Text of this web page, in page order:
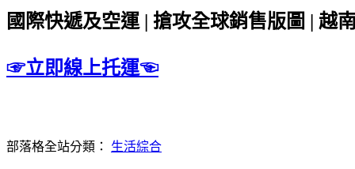
國際快遞及空運 | 搶攻全球銷售版圖 | 越
☞立即線上托運☜
部落格全站分類： 生活綜合